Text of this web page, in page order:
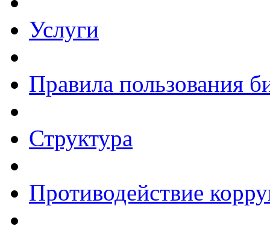
Услуги
Правила пользования
Структура
Противодействие